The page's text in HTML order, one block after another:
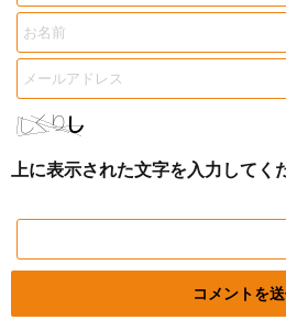
上に表示された文字を入力してく